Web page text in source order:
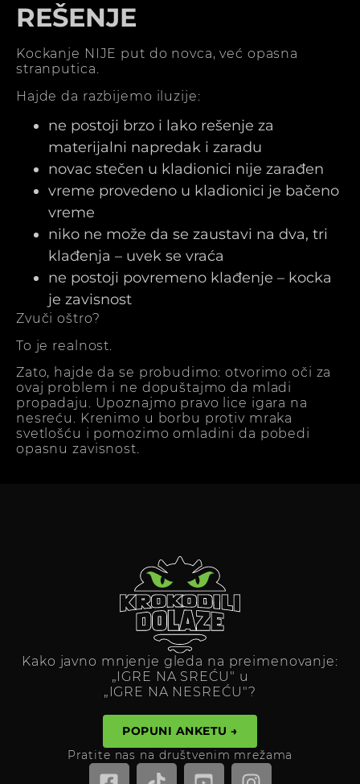
REŠENJE
Kockanje NIJE put do novca, već opasna
stranputica.
Hajde da razbijemo iluzije:
ne postoji brzo i lako rešenje za
materijalni napredak i zaradu
novac stečen u kladionici nije zarađen
vreme provedeno u kladionici je bačeno
vreme
niko ne može da se zaustavi na dva, tri
klađenja – uvek se vraća
ne postoji povremeno klađenje – kocka
je zavisnost
Zvuči oštro?
To je realnost.
Zato, hajde da se probudimo: otvorimo oči za
ovaj problem i ne dopuštajmo da mladi
propadaju. Upoznajmo pravo lice igara na
nesreću. Krenimo u borbu protiv mraka
svetlošću i pomozimo omladini da pobedi
opasnu zavisnost.
Kako javno mnjenje gleda na preimenovanje:
„IGRE NA SREĆU" u
„IGRE NA NESREĆU"?
POPUNI ANKETU →
Pratite nas na društvenim mrežama